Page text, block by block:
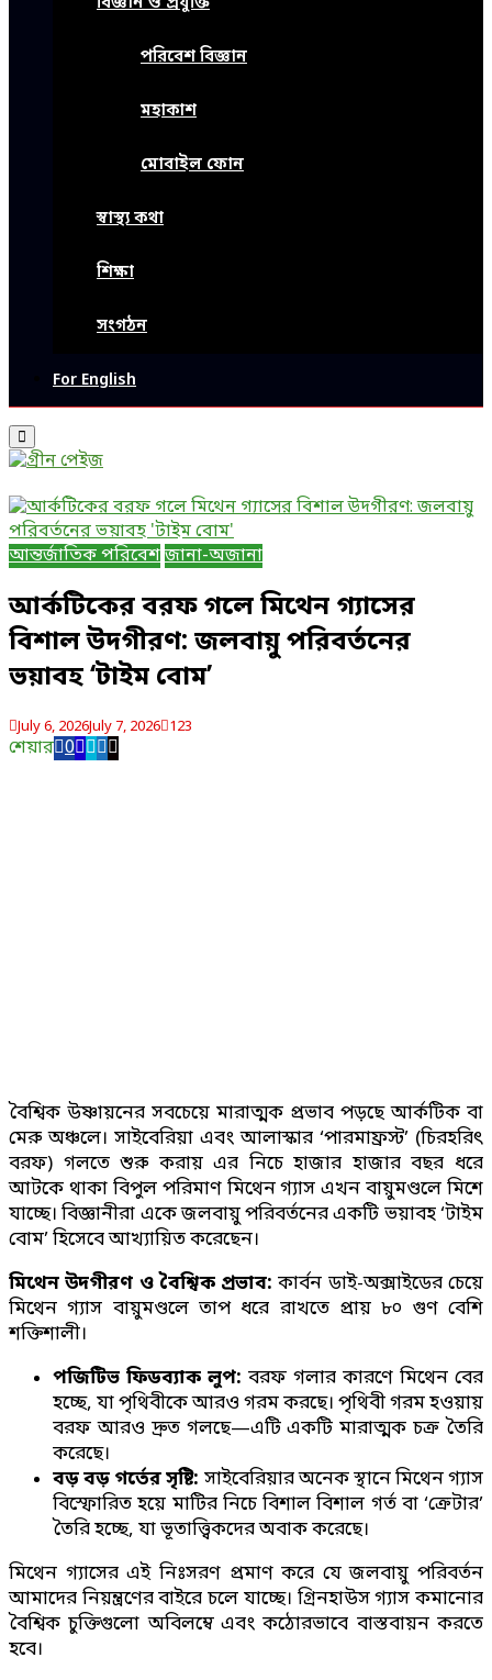
পরিবেশ বিজ্ঞান
মহাকাশ
মোবাইল ফোন
স্বাস্থ্য কথা
শিক্ষা
সংগঠন
For English
Primary
Menu
আন্তর্জাতিক পরিবেশজানা-অজানা
আর্কটিকের বরফ গলে মিথেন গ্যাসের
বিশাল উদগীরণ: জলবায়ু পরিবর্তনের
ভয়াবহ ‘টাইম বোম’
July 6, 2026July 7, 2026 123
শেয়ার 0
বৈশ্বিক উষ্ণায়নের সবচেয়ে মারাত্মক প্রভাব পড়ছে আর্কটিক বা
মেরু অঞ্চলে। সাইবেরিয়া এবং আলাস্কার ‘পারমাফ্রস্ট’ (চিরহরিৎ
বরফ) গলতে শুরু করায় এর নিচে হাজার হাজার বছর ধরে
আটকে থাকা বিপুল পরিমাণ মিথেন গ্যাস এখন বায়ুমণ্ডলে মিশে
যাচ্ছে। বিজ্ঞানীরা একে জলবায়ু পরিবর্তনের একটি ভয়াবহ ‘টাইম
বোম’ হিসেবে আখ্যায়িত করেছেন।
মিথেন উদগীরণ ও বৈশ্বিক প্রভাব: কার্বন ডাই-অক্সাইডের চেয়ে
মিথেন গ্যাস বায়ুমণ্ডলে তাপ ধরে রাখতে প্রায় ৮০ গুণ বেশি
শক্তিশালী।
পজিটিভ ফিডব্যাক লুপ: বরফ গলার কারণে মিথেন বের
হচ্ছে, যা পৃথিবীকে আরও গরম করছে। পৃথিবী গরম হওয়ায়
বরফ আরও দ্রুত গলছে—এটি একটি মারাত্মক চক্র তৈরি
করেছে।
বড় বড় গর্তের সৃষ্টি: সাইবেরিয়ার অনেক স্থানে মিথেন গ্যাস
বিস্ফোরিত হয়ে মাটির নিচে বিশাল বিশাল গর্ত বা ‘ক্রেটার’
তৈরি হচ্ছে, যা ভূতাত্ত্বিকদের অবাক করেছে।
মিথেন গ্যাসের এই নিঃসরণ প্রমাণ করে যে জলবায়ু পরিবর্তন
আমাদের নিয়ন্ত্রণের বাইরে চলে যাচ্ছে। গ্রিনহাউস গ্যাস কমানোর
বৈশ্বিক চুক্তিগুলো অবিলম্বে এবং কঠোরভাবে বাস্তবায়ন করতে
হবে।